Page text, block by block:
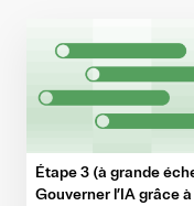
Étape 3 (à grande
Gouverner l’IA grâce